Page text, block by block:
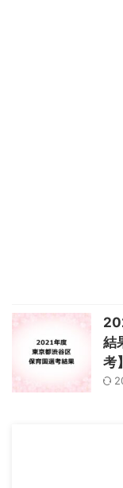
結
考】